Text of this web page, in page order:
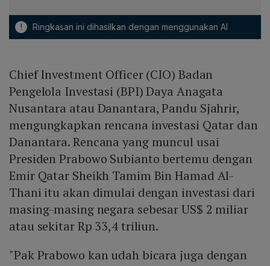
! Ringkasan ini dihasilkan dengan menggunakan AI
Chief Investment Officer (CIO) Badan
Pengelola Investasi (BPI) Daya Anagata
Nusantara atau Danantara, Pandu Sjahrir,
mengungkapkan rencana investasi Qatar dan
Danantara. Rencana yang muncul usai
Presiden Prabowo Subianto bertemu dengan
Emir Qatar Sheikh Tamim Bin Hamad Al-
Thani itu akan dimulai dengan investasi dari
masing-masing negara sebesar US$ 2 miliar
atau sekitar Rp 33,4 triliun.
"Pak Prabowo kan udah bicara juga dengan